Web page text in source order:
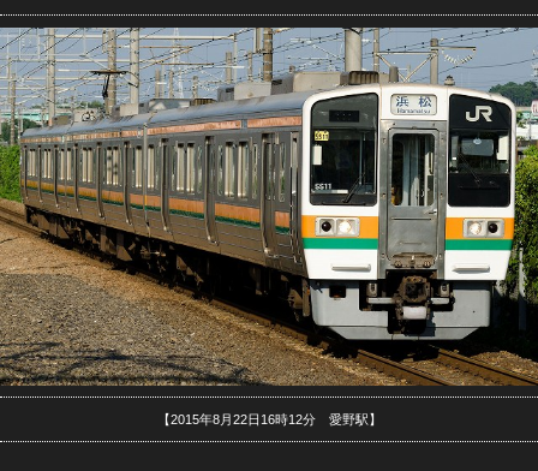
【2015年8月22日16時12分 愛野駅】